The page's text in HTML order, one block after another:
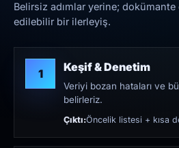
Belirsiz adımlar yerine;
edilebilir bir ilerleyiş.
1 Keşif & Denetim
Veriyi bozan hataları ve
belirleriz.
Çıktı:Öncelik listesi + kısa